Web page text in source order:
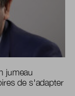
jumeau
de s'adapter